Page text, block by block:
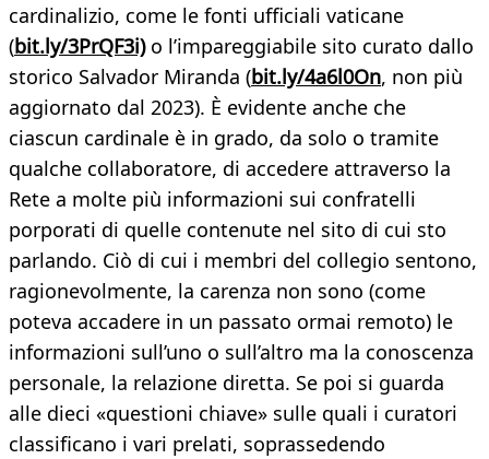
cardinalizio, come le fonti ufficiali vaticane
(bit.ly/3PrQF3i)o l’impareggiabile sito curato dallo
storico Salvador Miranda (bit.ly/4a6l0On, non più
aggiornato dal 2023). È evidente anche che
ciascun cardinale è in grado, da solo o tramite
qualche collaboratore, di accedere attraverso la
Rete a molte più informazioni sui confratelli
porporati di quelle contenute nel sito di cui sto
parlando. Ciò di cui i membri del collegio sentono,
ragionevolmente, la carenza non sono (come
poteva accadere in un passato ormai remoto) le
informazioni sull’uno o sull’altro ma la conoscenza
personale, la relazione diretta. Se poi si guarda
alle dieci «questioni chiave» sulle quali i curatori
classificano i vari prelati, soprassedendo